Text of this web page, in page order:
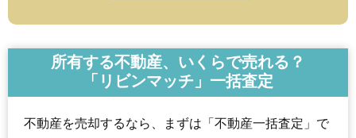
所有する不動産、いくらで売れる？
「リビンマッチ」一括査定
不動産を売却するなら、まずは「不動産一括査定」で